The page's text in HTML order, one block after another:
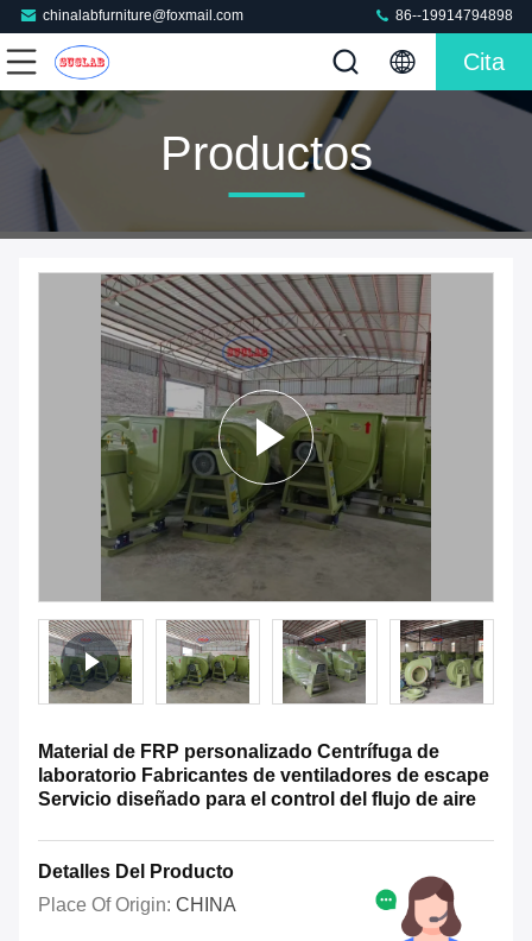
chinalabfurniture@foxmail.com 86--19914794898
Cita
Productos
Material de FRP personalizado Centrífuga de
laboratorio Fabricantes de ventiladores de escape
Servicio diseñado para el control del flujo de aire
Detalles Del Producto
Place Of Origin: CHINA